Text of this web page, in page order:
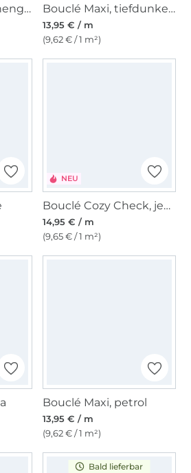
Bouclé Maxi, flaschengrün Bouclé Maxi, tiefdunkelblau
13,95 € / m
(9,62 € / 1 m²)
NEU
Bouclé Cozy Check, jeansblau
14,95 € / m
(9,65 € / 1 m²)
Bouclé Maxi, petrol
13,95 € / m
(9,62 € / 1 m²)
Bald lieferbar